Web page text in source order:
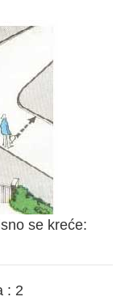
se kreće:
: 2